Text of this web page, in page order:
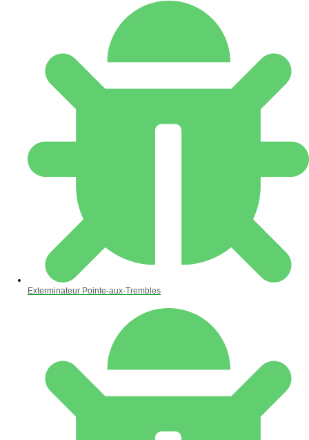
Exterminateur Pointe-aux-Trembles